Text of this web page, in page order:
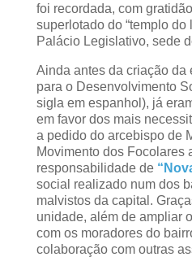
foi recordada, com
superlotado do “templo do
Palácio Legislativo, sede
Ainda antes da criação da
para o Desenvolvimento
sigla em espanhol), já
em favor dos mais
a pedido do arcebispo de
Movimento dos Focolares
responsabilidade de
social realizado num dos
malvistos da capital.
unidade, além de ampliar
com os moradores do
colaboração com outras